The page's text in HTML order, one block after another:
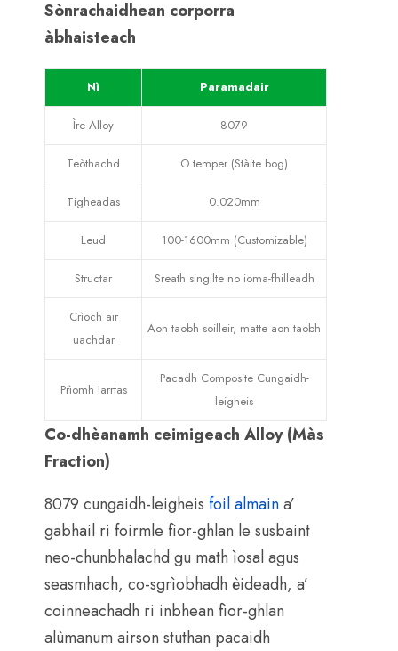
Sònrachaidhean corporra
àbhaisteach
Nì Paramadair
Ìre Alloy 8079
Teòthachd O temper (Stàite bog)
Tigheadas 0.020mm
Leud 100-1600mm (Customizable)
Structar Sreath singilte no ioma-fhilleadh
Crìoch air
uachdar
Aon taobh soilleir, matte aon taobh
Prìomh Iarrtas
Pacadh Composite Cungaidh-
leigheis
Co-dhèanamh ceimigeach Alloy (Màs
Fraction)
8079 cungaidh-leigheis foil almaina’
gabhail ri foirmle fìor-ghlan le susbaint
neo-chunbhalachd gu math ìosal agus
seasmhach, co-sgrìobhadh èideadh, a’
coinneachadh ri inbhean fìor-ghlan
alùmanum airson stuthan pacaidh